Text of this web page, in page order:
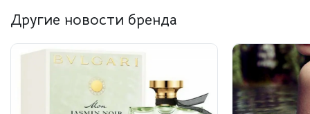
Другие новости бренда